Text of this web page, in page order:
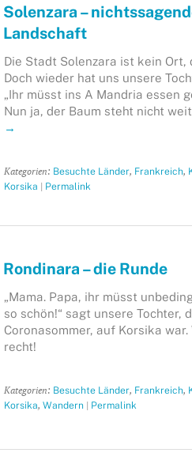
Solenzara –
Landschaft
Die Stadt Solenzara ist kein Ort,
Doch wieder hat uns unsere
„Ihr müsst ins A Mandria essen
Nun ja, der Baum steht nicht
→
Kategorien: Besuchte Länder, Frankreich,
Korsika | Permalink
Rondinara – die Runde
„Mama. Papa, ihr müsst
so schön!“ sagt unsere Tochter,
Coronasommer, auf Korsika
recht!
Kategorien: Besuchte Länder, Frankreich,
Korsika, Wandern| Permalink